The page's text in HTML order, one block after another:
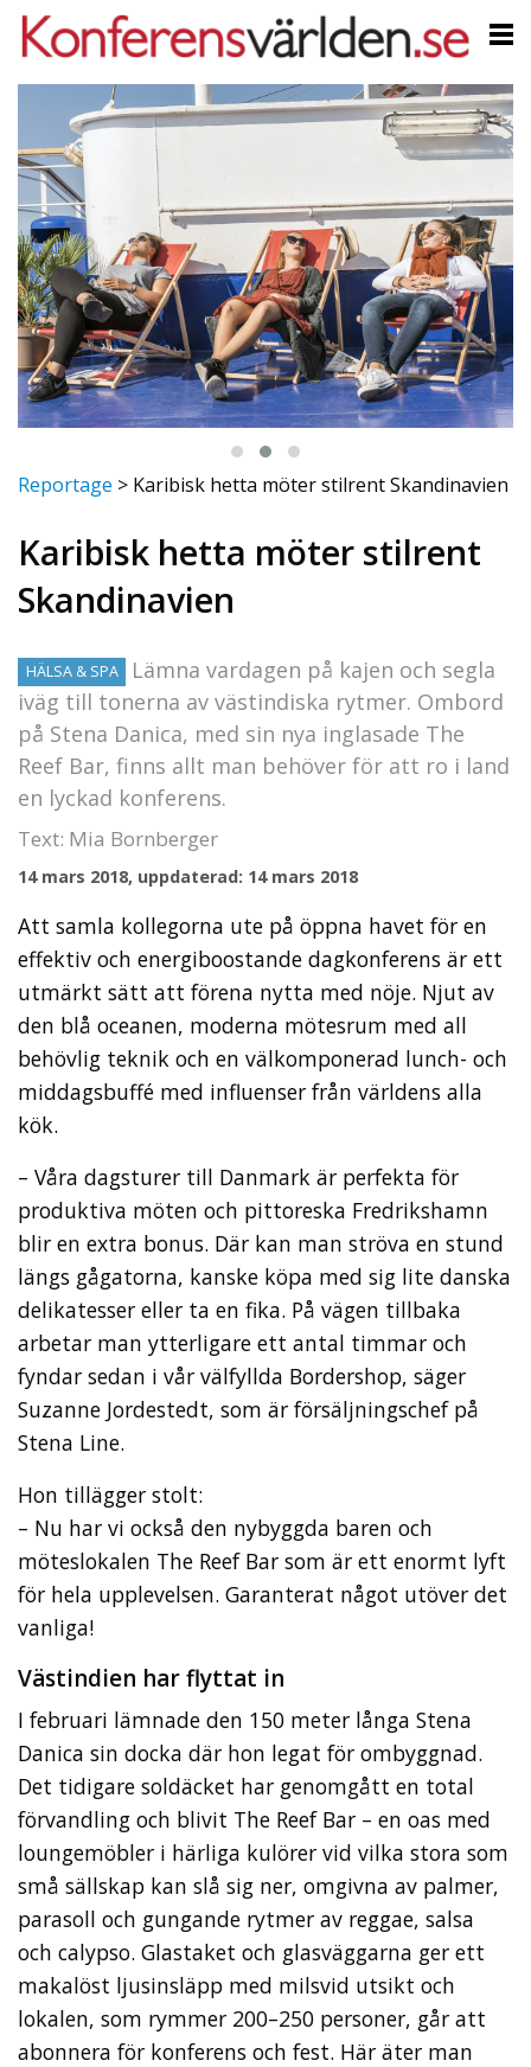
Reportage > Karibisk hetta möter stilrent Skandinavien
Karibisk hetta möter stilrent
Skandinavien
HÄLSA & SPA
Lämna vardagen på kajen och segla
iväg till tonerna av västindiska rytmer. Ombord
på Stena Danica, med sin nya inglasade The
Reef Bar, finns allt man behöver för att ro i land
en lyckad konferens.
Text: Mia Bornberger
14 mars 2018, uppdaterad: 14 mars 2018
Att samla kollegorna ute på öppna havet för en
effektiv och energiboostande dagkonferens är ett
utmärkt sätt att förena nytta med nöje. Njut av
den blå oceanen, moderna mötesrum med all
behövlig teknik och en välkomponerad lunch- och
middagsbuffé med influenser från världens alla
kök.
– Våra dagsturer till Danmark är perfekta för
produktiva möten och pittoreska Fredrikshamn
blir en extra bonus. Där kan man ströva en stund
längs gågatorna, kanske köpa med sig lite danska
delikatesser eller ta en fika. På vägen tillbaka
arbetar man ytterligare ett antal timmar och
fyndar sedan i vår välfyllda Bordershop, säger
Suzanne Jordestedt, som är försäljningschef på
Stena Line.
Hon tillägger stolt:
– Nu har vi också den nybyggda baren och
möteslokalen The Reef Bar som är ett enormt lyft
för hela upplevelsen. Garanterat något utöver det
vanliga!
Västindien har flyttat in
I februari lämnade den 150 meter långa Stena
Danica sin docka där hon legat för ombyggnad.
Det tidigare soldäcket har genomgått en total
förvandling och blivit The Reef Bar – en oas med
loungemöbler i härliga kulörer vid vilka stora som
små sällskap kan slå sig ner, omgivna av palmer,
parasoll och gungande rytmer av reggae, salsa
och calypso. Glastaket och glasväggarna ger ett
makalöst ljusinsläpp med milsvid utsikt och
lokalen, som rymmer 200–250 personer, går att
abonnera för konferens och fest. Här äter man